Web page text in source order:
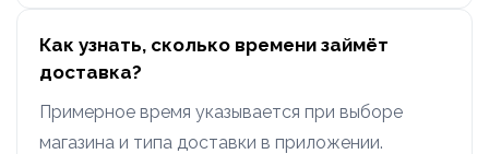
Как узнать, сколько времени займёт
доставка?
Примерное время указывается при выборе
магазина и типа доставки в приложении.